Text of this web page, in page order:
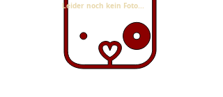
Leider noch kein Foto...